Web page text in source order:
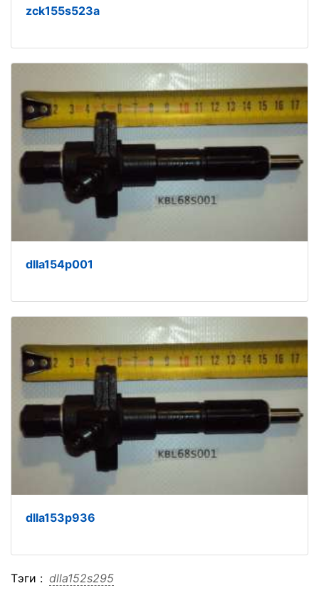
zck155s523a
dlla154p001
dlla153p936
Тэги : dlla152s295